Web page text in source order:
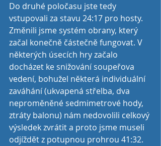
Do druhé poločasu jste tedy
vstupovali za stavu 24:17 pro hosty.
Změnili jsme systém obrany, který
začal konečně částečně fungovat. V
některých úsecích hry začalo
docházet ke snižování soupeřova
vedení, bohužel některá individuální
zaváhání (ukvapená střelba, dva
neproměněné sedmimetrové hody,
ztráty balonu) nám nedovolili celkový
výsledek zvrátit a proto jsme museli
odjíždět z potupnou prohrou 41:32.